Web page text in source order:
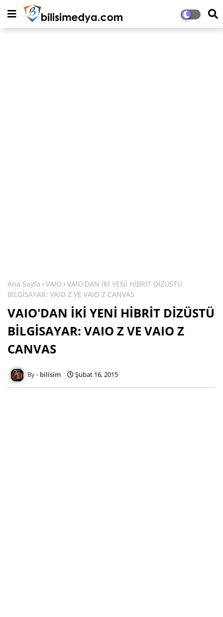
Ana Sayfa VAIO
VAIO'DAN İKİ YENİ HİBRİT DİZÜSTÜ
BİLGİSAYAR: VAIO Z VE VAIO Z CANVAS
VAIO'DAN İKİ YENİ HİBRİT DİZÜSTÜ
BİLGİSAYAR: VAIO Z VE VAIO Z
CANVAS
bilisim Şubat 16, 2015